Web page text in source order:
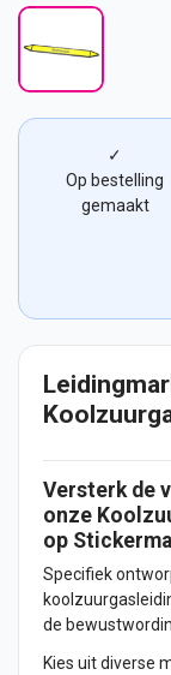
✓
Op bestelling
gemaakt
Versterk de
onze
op
Specifiek
de
Kies uit diverse